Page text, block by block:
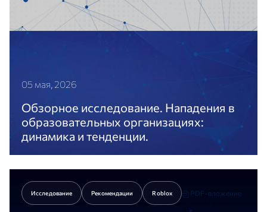
05 мая, 2026
Обзорное исследование. Нападения в
образовательных организациях:
динамика и тенденции.
В исследовании проанализированы поведенческие
последователей экстремистского движения
«Колумбайн».
Перейти к статье
Исследование Рекомендации Roblox PDF-вложение